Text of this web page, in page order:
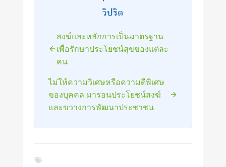
วิปริต
สงฆ์และหลักการเป็นมาตรฐาน
เพื่อรักษาประโยชน์สุขของแต่ละ
คน
ไม่ให้ความวิเศษหรือความดีพิเศษ
ของบุคคล มารอนประโยชน์สงฆ์
และขวางการพัฒนาประชาชน